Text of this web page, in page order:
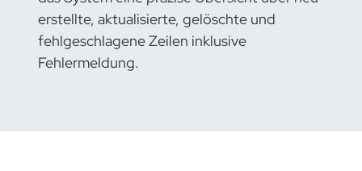
erstellte, aktualisierte, gelöschte und
fehlgeschlagene Zeilen inklusive
Fehlermeldung.